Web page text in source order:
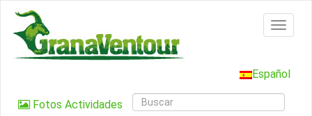
Español
Fotos Actividades